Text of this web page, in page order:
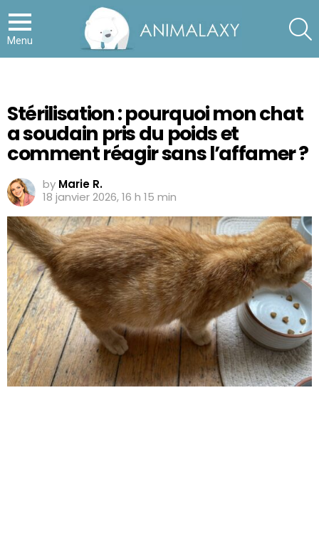
Menu
Stérilisation : pourquoi mon chat
a soudain pris du poids et
comment réagir sans l’affamer ?
by Marie R.
18 janvier 2026, 16 h 15 min